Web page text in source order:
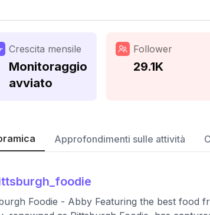
Crescita mensile
Monitoraggio
avviato
Follower
29.1K
Approfondimenti sulle attività
Foodie - Abby Featuring the best food